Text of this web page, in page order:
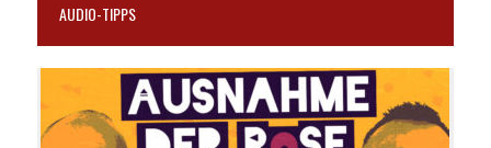
AUDIO-TIPPS